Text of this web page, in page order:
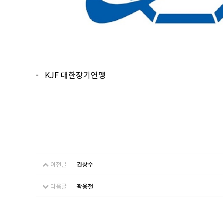
- KJF 대한장기연맹
이전글 권상수
다음글 곽용철